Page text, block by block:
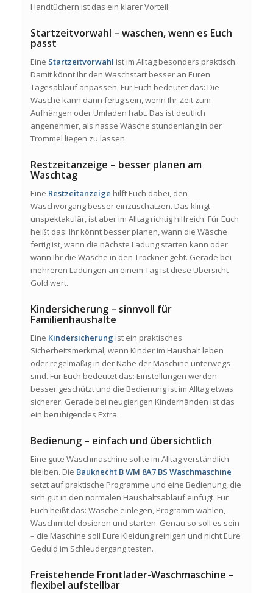
Handtüchern ist das ein klarer Vorteil.
Startzeitvorwahl – waschen, wenn es Euch
passt
Eine Startzeitvorwahl ist im Alltag besonders praktisch.
Damit könnt Ihr den Waschstart besser an Euren
Tagesablauf anpassen. Für Euch bedeutet das: Die
Wäsche kann dann fertig sein, wenn Ihr Zeit zum
Aufhängen oder Umladen habt. Das ist deutlich
angenehmer, als nasse Wäsche stundenlang in der
Trommel liegen zu lassen.
Restzeitanzeige – besser planen am
Waschtag
Eine Restzeitanzeige hilft Euch dabei, den
Waschvorgang besser einzuschätzen. Das klingt
unspektakulär, ist aber im Alltag richtig hilfreich. Für Euch
heißt das: Ihr könnt besser planen, wann die Wäsche
fertig ist, wann die nächste Ladung starten kann oder
wann Ihr die Wäsche in den Trockner gebt. Gerade bei
mehreren Ladungen an einem Tag ist diese Übersicht
Gold wert.
Kindersicherung – sinnvoll für
Familienhaushalte
Eine Kindersicherung ist ein praktisches
Sicherheitsmerkmal, wenn Kinder im Haushalt leben
oder regelmäßig in der Nähe der Maschine unterwegs
sind. Für Euch bedeutet das: Einstellungen werden
besser geschützt und die Bedienung ist im Alltag etwas
sicherer. Gerade bei neugierigen Kinderhänden ist das
ein beruhigendes Extra.
Bedienung – einfach und übersichtlich
Eine gute Waschmaschine sollte im Alltag verständlich
bleiben. Die Bauknecht B WM 8A7 BS Waschmaschine
setzt auf praktische Programme und eine Bedienung, die
sich gut in den normalen Haushaltsablauf einfügt. Für
Euch heißt das: Wäsche einlegen, Programm wählen,
Waschmittel dosieren und starten. Genau so soll es sein
– die Maschine soll Eure Kleidung reinigen und nicht Eure
Geduld im Schleudergang testen.
Freistehende Frontlader-Waschmaschine –
flexibel aufstellbar